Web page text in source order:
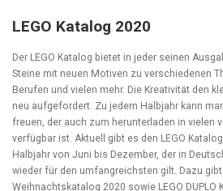
LEGO Katalog 2020
Der LEGO Katalog bietet in jeder seinen
Steine mit neuen Motiven zu verschiedenen
Berufen und vielen mehr. Die Kreativität den
neu aufgefordert. Zu jedem Halbjahr kann
freuen, der auch zum herunterladen in vielen
verfügbar ist. Aktuell gibt es den LEGO
Halbjahr von Juni bis Dezember, der in
wieder für den umfangreichsten gilt. Dazu
Weihnachtskatalog 2020 sowie LEGO DUPLO